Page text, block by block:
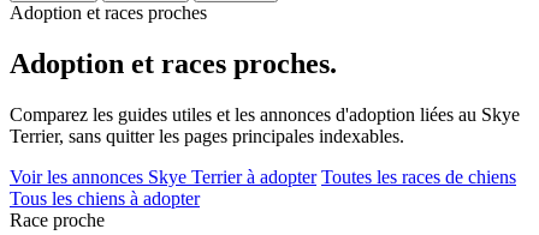
Adoption et races proches
Adoption et races proches.
Comparez les guides utiles et les annonces d'adoption liées au Skye
Terrier, sans quitter les pages principales indexables.
Voir les annonces Skye Terrier à adopter Toutes les races de chiens
Tous les chiens à adopter
Race proche